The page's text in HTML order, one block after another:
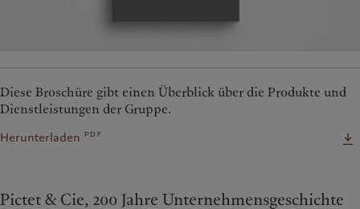
Diese Broschüre gibt einen Überblick über die Produkte und
Dienstleistungen der Gruppe.
Herunterladen pdf
Pictet & Cie, 200 Jahre Unternehmensgeschichte